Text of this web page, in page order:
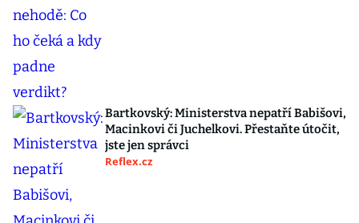
Bartkovský: Ministerstva nepatří Babišovi,
Macinkovi či Juchelkovi. Přestaňte útočit,
jste jen správci
Reflex.cz